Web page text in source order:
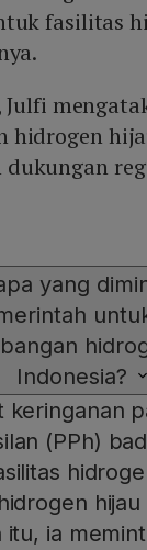
fasilitas
hidrogen
yang
Indonesia?
(PPh)
itu, ia